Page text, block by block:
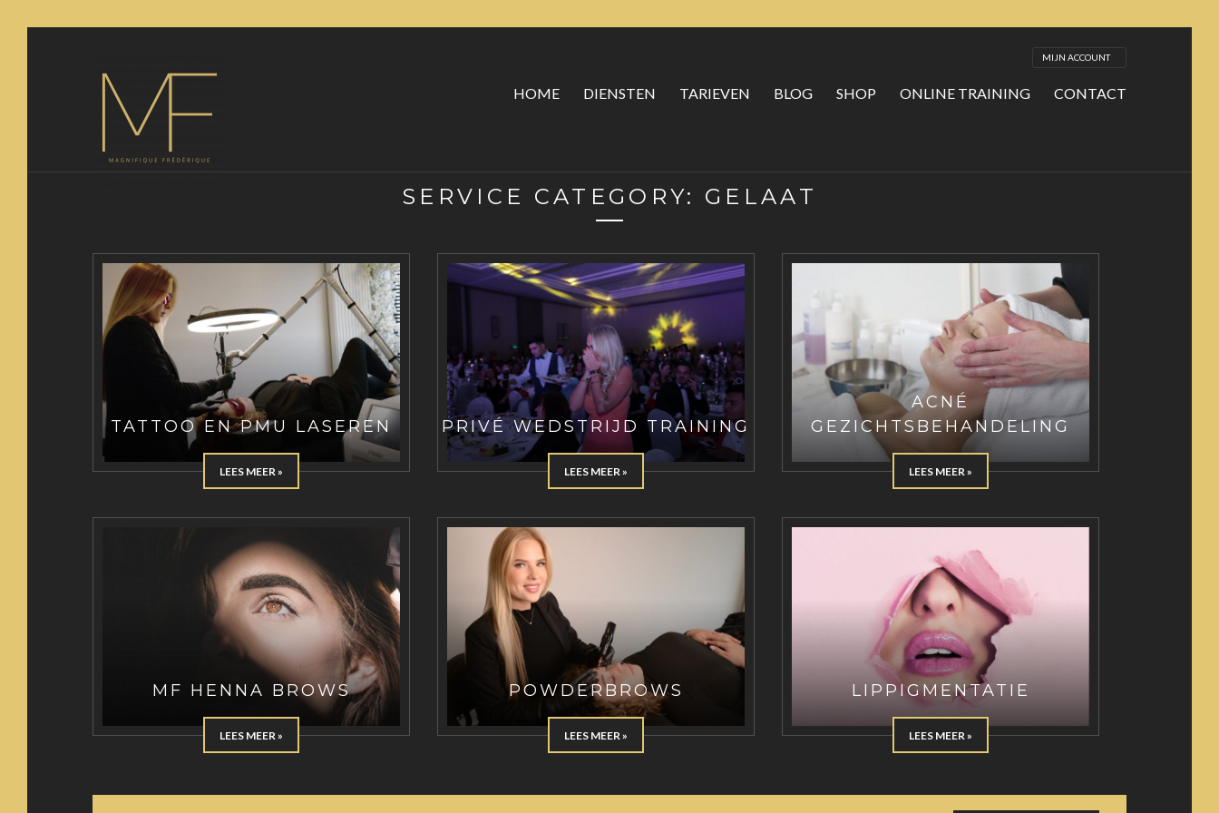
MIJN ACCOUNT
HOME DIENSTEN TARIEVEN BLOG SHOP ONLINE TRAINING CONTACT
SERVICE CATEGORY: GELAAT
TATTOO EN PMU LASEREN
LEES MEER »
PRIVÉ WEDSTRIJD TRAINING
LEES MEER »
ACNÉ
GEZICHTSBEHANDELING
LEES MEER »
MF HENNA BROWS
LEES MEER »
POWDERBROWS
LEES MEER »
LIPPIGMENTATIE
LEES MEER »